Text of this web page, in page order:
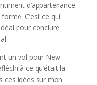
d’appartenance
C’est ce qui
pour conclure
un vol pour New
à ce qu’était la
ces idées sur mon